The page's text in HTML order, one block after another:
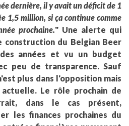
dernière, il y avait un déficit de 1
1,5 million, si ça continue comme
prochaine." Une alerte qui
du Belgian Beer
années et vu un budget
peu de transparence. Sauf
plus dans l'opposition mais
Le rôle prochain de
dans le cas présent,
les finances prochaines du